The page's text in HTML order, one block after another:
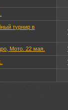
турнир в
Мото. 22 мая.